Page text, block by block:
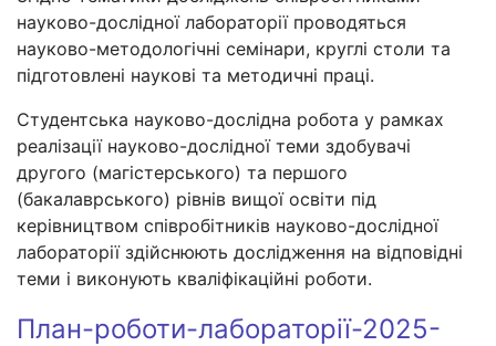
науково-дослідної лабораторії проводяться
науково-методологічні семінари, круглі столи та
підготовлені наукові та методичні праці.
Студентська науково-дослідна робота у рамках
реалізації науково-дослідної теми здобувачі
другого (магістерського) та першого
(бакалаврського) рівнів вищої освіти під
керівництвом співробітників науково-дослідної
лабораторії здійснюють дослідження на відповідні
теми і виконують кваліфікаційні роботи.
План-роботи-лабораторії-2025-